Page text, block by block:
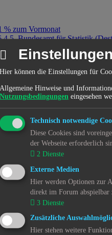
% zum Vormonat
Bundesamt für Statistik
Konjunkturbeobachtung in
6.4.5. Bundesamt für Statistik
2022: +0,3 % zum
6.4.5. Bundesamt für Statistik
Hier können die Einstellungen für
Allgemeine Hinweise und
Nutzungsbedingungen eingesehen
Technisch notwendige
Diese Cookies sind
der Webseite erforderlich
2 Dienste
Externe Medien
Hier werden Optionen zur
direkt im Forum abspielbar
3 Dienste
Zusätzliche
Hier stehen weitere